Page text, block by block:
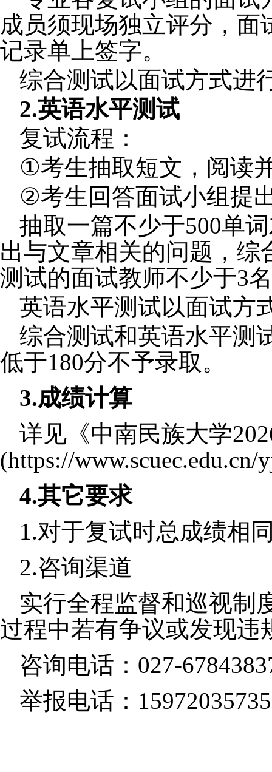
成员须现场独立评分，
记录单上签字。
综合测试以面试方式进
2.英语水平测试
复试流程：
①考生抽取短文，阅读
②考生回答面试小组提
抽取一篇不少于500单
出与文章相关的问题，
测试的面试教师不少于3
英语水平测试以面试方
综合测试和英语水平测
低于180分不予录取。
3.成绩计算
详见《中南民族大学
(https://
4.其它要求
1.对于复试时总成绩相
2.咨询渠道
实行全程监督和巡视制
过程中若有争议或发现违
咨询电话： 027-
举报电话： 15972035735